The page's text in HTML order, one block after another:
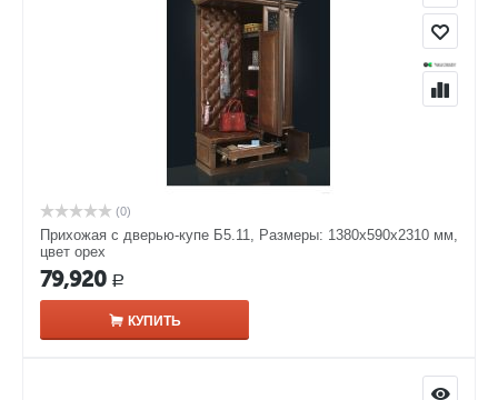
(0)
Прихожая с дверью-купе Б5.11, Размеры: 1380х590х2310 мм,
цвет орех
79,920 Р
КУПИТЬ